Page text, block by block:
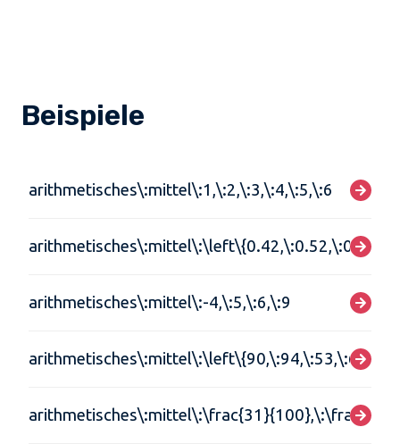
Beispiele
arithmetisches\:mittel\:1,\:2,\:3,\:4,\:5,\:6
arithmetisches\:mittel\:-4,\:5,\:6,\:9